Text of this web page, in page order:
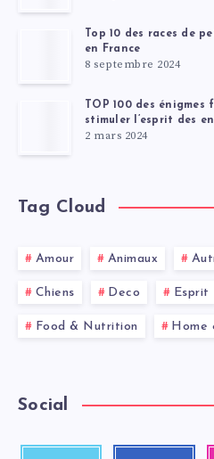
Top 10 des races de
en France
8 septembre 2024
TOP 100 des
stimuler l’esprit des
2 mars 2024
Tag Cloud
Amour Animaux
Chiens Deco Esprit
Food & Nutrition Home
Social